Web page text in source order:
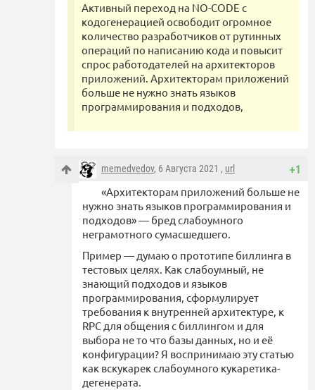
Активный переход на NO-CODE с
кодогенерацией освободит огромное
количество разработчиков от рутинных
операций по написанию кода и повысит
спрос работодателей на архитекторов
приложений. Архитекторам приложений
больше не нужно знать языков
программирования и подходов,
+1
memedvedov, 6 Августа 2021 , url
«Архитекторам приложений больше не
нужно знать языков программирования и
подходов» — бред слабоумного
неграмотного сумасшедшего.
Пример — думаю о прототипе биллинга в
тестовых целях. Как слабоумный, не
знающий подходов и языков
программирования, сформулирует
требования к внутренней архитектуре, к
RPC для общения с биллингом и для
выбора не то что базы данных, но и её
конфигурации? Я воспринимаю эту статью
как вскукарек слабоумного кукаретика-
дегенерата.